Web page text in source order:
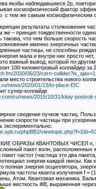
якобы наблюдавшиеся 2р,
космофизический фактор
с тем же самым космофизическим
результаты столкновения
же – принцип тождественности
такова, что чем больше скорость
именно энергичных
частицы, не способны
мала и внутри них просто
важный вывод, который по-
100-километровый коллайдер за
2020/06/23/cern-collider?is_ajax=1
место строительства нового
news/2020/01/13/to-place-EIC
супер-коллайде
ru/news/2015/10/31/kitay-
сведение пучков частиц.
скорости частицы при
экспериментально.
phpBB2/
ОБРАЗЫ КВАНТОВЫХ ЧИСЕЛ n,
пакет волн, расположенных
частот (частица это два
энергии каждой линзы. Как
полная энергия осциллятора,
частоты кванта излучения f =
Атом. Квантовая механика.
жесткость ФВ, выраженная